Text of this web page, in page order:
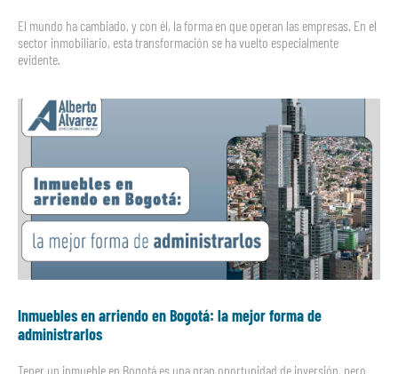
El mundo ha cambiado, y con él, la forma en que operan las empresas. En el
sector inmobiliario, esta transformación se ha vuelto especialmente
evidente.
Inmuebles en arriendo en Bogotá: la mejor forma de
administrarlos
Tener un inmueble en Bogotá es una gran oportunidad de inversión, pero